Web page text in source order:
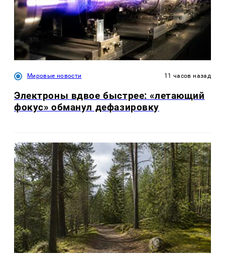
Мировые новости 11 часов назад
Электроны вдвое быстрее: «летающий
фокус» обманул дефазировку